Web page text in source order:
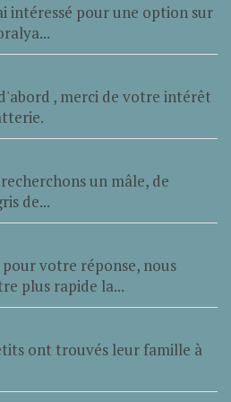
intéressé pour une option sur
, merci de votre intérêt
un mâle, de
de...
votre réponse, nous
plus rapide la...
ont trouvés leur famille à